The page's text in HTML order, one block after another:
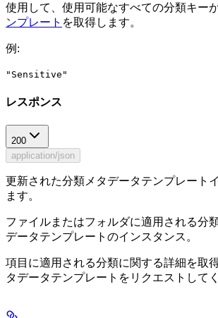
使用して、使用可能なすべての分類キー
ンプレート を取得します。
例 :
"Sensitive"
レスポンス
200
application/json
更新された分類メタデータテンプレート
ます。
ファイルまたはフォルダに適用される分
データテンプレートのインスタンス。
項目に適用される分類に関する詳細を取
タデータテンプレートをリクエストして